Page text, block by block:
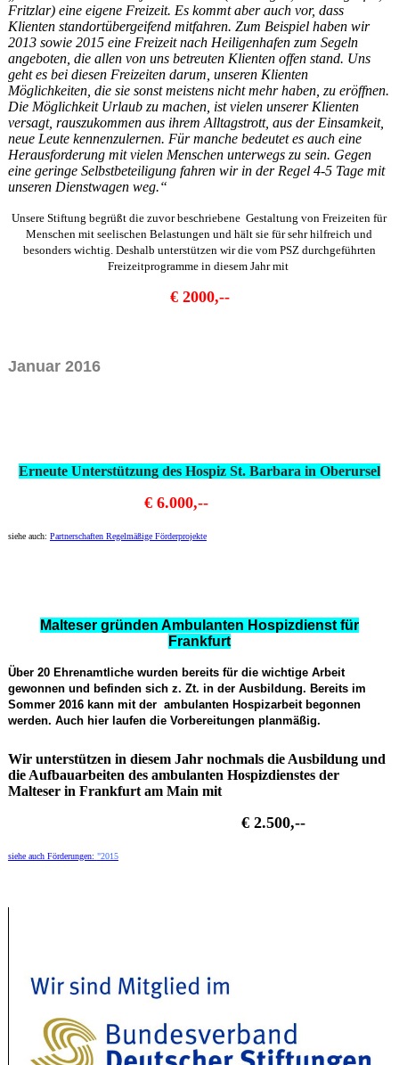
Fritzlar) eine eigene Freizeit. Es kommt aber auch vor, dass
Klienten standortübergeifend mitfahren. Zum Beispiel haben wir
2013 sowie 2015 eine Freizeit nach Heiligenhafen zum Segeln
angeboten, die allen von uns betreuten Klienten offen stand. Uns
geht es bei diesen Freizeiten darum, unseren Klienten
Möglichkeiten, die sie sonst meistens nicht mehr haben, zu eröffnen.
Die Möglichkeit Urlaub zu machen, ist vielen unserer Klienten
versagt, rauszukommen aus ihrem Alltagstrott, aus der Einsamkeit,
neue Leute kennenzulernen. Für manche bedeutet es auch eine
Herausforderung mit vielen Menschen unterwegs zu sein. Gegen
eine geringe Selbstbeteiligung fahren wir in der Regel 4-5 Tage mit
unseren Dienstwagen weg.“
Unsere Stiftung begrüßt die zuvor beschriebene Gestaltung von Freizeiten für
Menschen mit seelischen Belastungen und hält sie für sehr hilfreich und
besonders wichtig. Deshalb unterstützen wir die vom PSZ durchgeführten
Freizeitprogramme in diesem Jahr mit
€ 2000,--
Januar 2016
Erneute Unterstützung des Hospiz St. Barbara in Oberursel
€ 6.000,--
siehe auch: Partnerschaften Regelmäßige Förderprojekte
Malteser gründen Ambulanten Hospizdienst für
Frankfurt
Über 20 Ehrenamtliche wurden bereits für die wichtige Arbeit
gewonnen und befinden sich z. Zt. in der Ausbildung. Bereits im
Sommer 2016 kann mit der ambulanten Hospizarbeit begonnen
werden. Auch hier laufen die Vorbereitungen planmäßig.
Wir unterstützen in diesem Jahr nochmals die Ausbildung und
die Aufbauarbeiten des ambulanten Hospizdienstes der
Malteser in Frankfurt am Main mit
€ 2.500,--
siehe auch Förderungen: "2015